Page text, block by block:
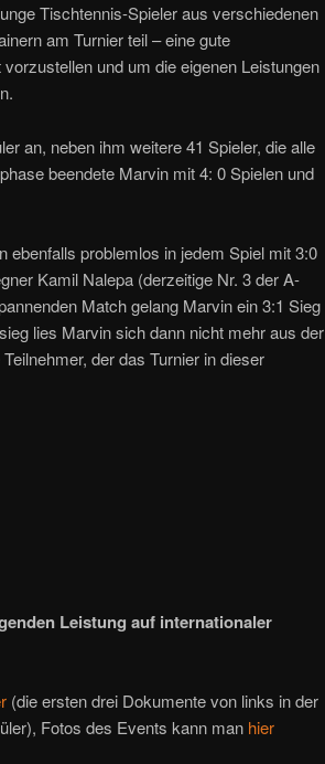
Tischtennis-Spieler aus verschiedenen
am Turnier teil – eine gute
und um die eigenen Leistungen
an, neben ihm weitere 41 Spieler, die alle
beendete Marvin mit 4: 0 Spielen und
ebenfalls problemlos in jedem Spiel mit 3:0
Kamil Nalepa (derzeitige Nr. 3 der A-
Match gelang Marvin ein 3:1 Sieg
lies Marvin sich dann nicht mehr aus der
der das Turnier in dieser
Leistung auf internationaler
(die ersten drei Dokumente von links in der
Fotos des Events kann man hier